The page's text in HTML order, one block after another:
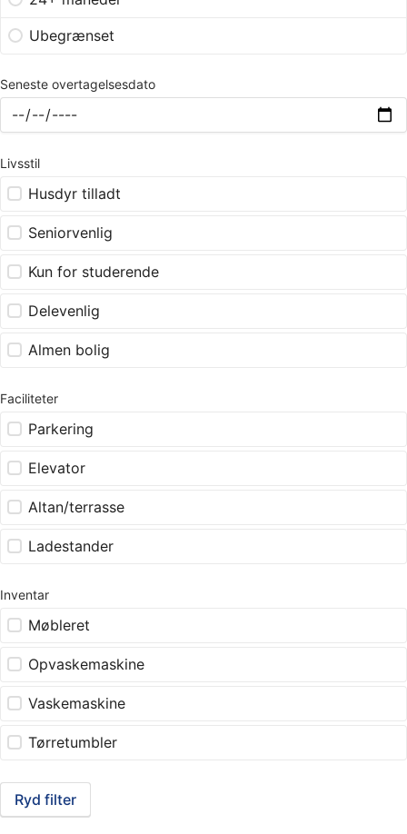
Ubegrænset
Seneste overtagelsesdato
Livsstil
Husdyr tilladt
Seniorvenlig
Kun for studerende
Delevenlig
Almen bolig
Faciliteter
Parkering
Elevator
Altan/terrasse
Ladestander
Inventar
Møbleret
Opvaskemaskine
Vaskemaskine
Tørretumbler
Ryd filter